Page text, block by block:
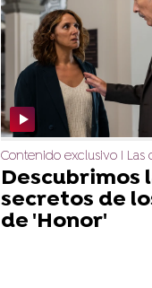
Contenido exclusivo I Las
Descubrimos
secretos de
de 'Honor'